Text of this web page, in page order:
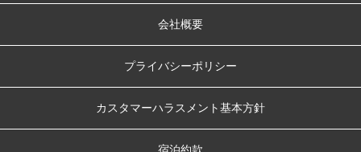
会社概要
プライバシーポリシー
カスタマーハラスメント基本方針